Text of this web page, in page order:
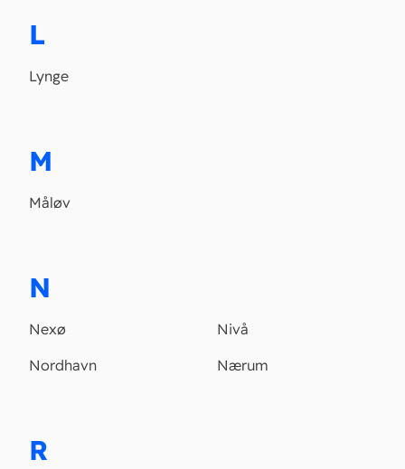
L
Lynge
M
Måløv
N
Nexø
Nivå
Nordhavn
Nærum
R